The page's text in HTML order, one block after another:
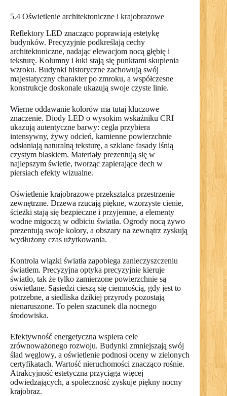
5.4 Oświetlenie architektoniczne i krajobrazowe
Reflektory LED znacząco poprawiają estetykę
budynków. Precyzyjnie podkreślają cechy
architektoniczne, nadając elewacjom nocą głębię i
teksturę. Kolumny i łuki stają się punktami skupienia
wzroku. Budynki historyczne zachowują swój
majestatyczny charakter po zmroku, a współczesne
konstrukcje doskonale ukazują swoje czyste linie.
Wierne oddawanie kolorów ma tutaj kluczowe
znaczenie. Diody LED o wysokim wskaźniku CRI
ukazują autentyczne barwy: cegła przybiera
intensywny, żywy odcień, kamienne powierzchnie
odsłaniają naturalną teksturę, a szklane fasady lśnią
czystym blaskiem. Materiały prezentują się w
najlepszym świetle, tworząc zapierające dech w
piersiach efekty wizualne.
Oświetlenie krajobrazowe przekształca przestrzenie
zewnętrzne. Drzewa rzucają piękne, wzorzyste cienie,
ścieżki stają się bezpieczne i przyjemne, a elementy
wodne migoczą w odbiciu światła. Ogrody nocą żywo
prezentują swoje kolory, a obszary na zewnątrz zyskują
wydłużony czas użytkowania.
Kontrola wiązki światła zapobiega zanieczyszczeniu
światłem. Precyzyjna optyka precyzyjnie kieruje
światło, tak że tylko zamierzone powierzchnie są
oświetlane. Sąsiedzi cieszą się ciemnością, gdy jest to
potrzebne, a siedliska dzikiej przyrody pozostają
nienaruszone. To pełen szacunek dla nocnego
środowiska.
Efektywność energetyczna wspiera cele
zrównoważonego rozwoju. Budynki zmniejszają swój
ślad węglowy, a oświetlenie podnosi oceny w zielonych
certyfikatach. Wartość nieruchomości znacząco rośnie.
Atrakcyjność estetyczna przyciąga więcej
odwiedzających, a społeczność zyskuje piękny nocny
krajobraz.